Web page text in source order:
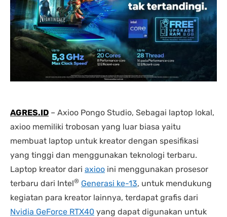
laptopnya banyak
banyak pilihan.
saran untuk
juga oke banget.
angkut 1 unit
dibandingkan tempat lain...
salesnya juga friendly
banget... saya dilayani
dengan mbak kiki...
memuaskan sekali
CS
AGRES.ID – Axioo Pongo Studio, Sebagai laptop lokal,
axioo memiliki trobosan yang luar biasa yaitu
membuat laptop untuk kreator dengan spesifikasi
yang tinggi dan menggunakan teknologi terbaru.
Laptop kreator dari axioo ini menggunakan prosesor
terbaru dari Intel® Generasi ke-13, untuk mendukung
kegiatan para kreator lainnya, terdapat grafis dari
Nvidia GeForce RTX40 yang dapat digunakan untuk